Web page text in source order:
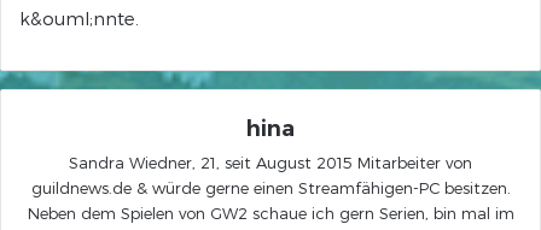
k&ouml;nnte.
hina
Sandra Wiedner, 21, seit August 2015 Mitarbeiter von
guildnews.de & würde gerne einen Streamfähigen-PC besitzen.
Neben dem Spielen von GW2 schaue ich gern Serien, bin mal im